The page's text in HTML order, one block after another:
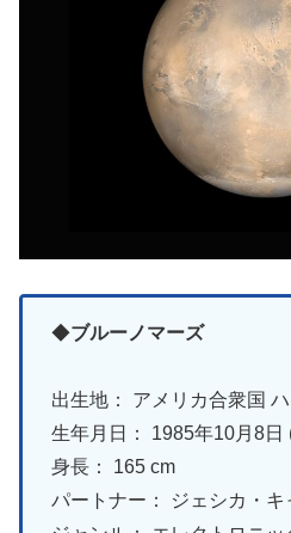
◆ブルーノマーズ
出生地： アメリカ合衆国
生年月日： 1985年10月8日
身長： 165 cm
パートナー： ジェシカ・